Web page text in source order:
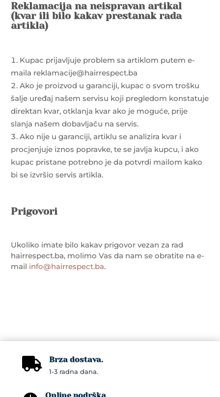
Reklamacija na neispravan artikal
(kvar ili bilo kakav prestanak rada
artikla)
Kupac prijavljuje problem sa artiklom putem e-
maila reklamacije@hairrespect.ba
Ako je proizvod u garanciji, kupac o svom trošku
šalje uređaj našem servisu koji pregledom konstatuje
direktan kvar, otklanja kvar ako je moguće, prije
slanja našem dobavljaču na servis.
Ako nije u garanciji, artiklu se analizira kvar i
procjenjuje iznos popravke, te se javlja kupcu, i ako
kupac pristane potrebno je da potvrdi mailom kako
bi se izvršio servis artikla.
Prigovori
Ukoliko imate bilo kakav prigovor vezan za rad
hairrespect.ba, molimo Vas da nam se obratite na e-
mail info@hairrespect.ba.
 Brza dostava.
1-3 radna dana.